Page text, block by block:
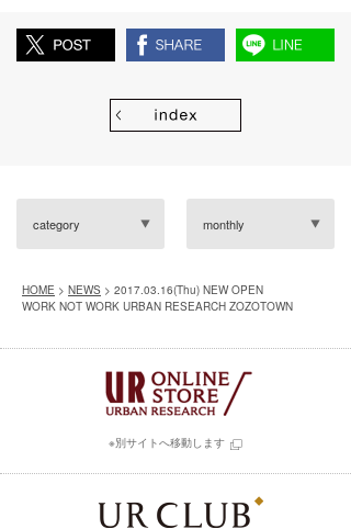
category monthly
HOME > NEWS > 2017.03.16(Thu) NEW OPEN
WORK NOT WORK URBAN RESEARCH ZOZOTOWN
※別サイトへ移動します